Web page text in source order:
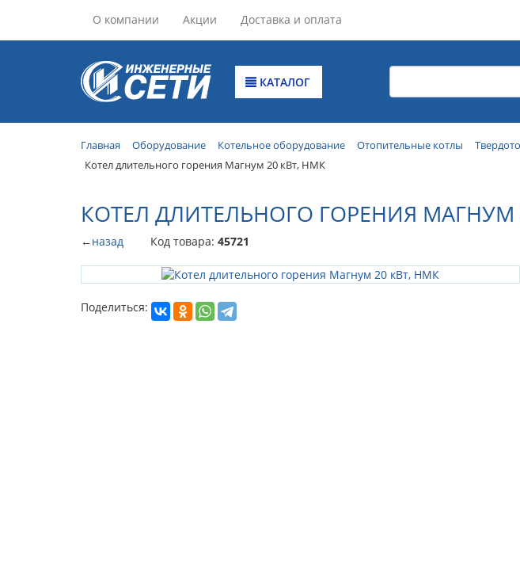
О компании Акции Доставка и оплата
КАТАЛОГ
Главная Оборудование Котельное оборудование Отопительные котлы
Котел длительного горения Магнум 20 кВт, НМК
КОТЕЛ ДЛИТЕЛЬНОГО ГОРЕНИЯ МАГНУМ
←назад Код товара: 45721
Поделиться: